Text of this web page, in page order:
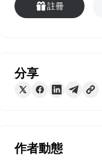
註冊
分享
作者動態